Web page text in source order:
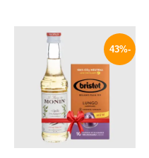
-43%
580 EGP.
السعر
الحالي
هو:
333 EGP.
هناك
العديد
من
الأشكال